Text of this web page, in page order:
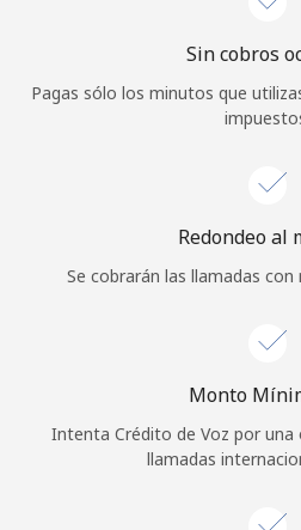
Iniciar
o
Continuar
Sin cobros
Pagas sólo los minutos que
Redondeo al
Se cobrarán las llamadas
Monto
Intenta Crédito de Voz por
llamadas